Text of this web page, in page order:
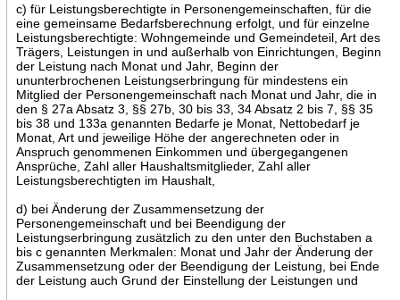
c) für Leistungsberechtigte in Personengemeinschaften, für die
eine gemeinsame Bedarfsberechnung erfolgt, und für einzelne
Leistungsberechtigte: Wohngemeinde und Gemeindeteil, Art des
Trägers, Leistungen in und außerhalb von Einrichtungen, Beginn
der Leistung nach Monat und Jahr, Beginn der
ununterbrochenen Leistungserbringung für mindestens ein
Mitglied der Personengemeinschaft nach Monat und Jahr, die in
den § 27a Absatz 3, §§ 27b, 30 bis 33, 34 Absatz 2 bis 7, §§ 35
bis 38 und 133a genannten Bedarfe je Monat, Nettobedarf je
Monat, Art und jeweilige Höhe der angerechneten oder in
Anspruch genommenen Einkommen und übergegangenen
Ansprüche, Zahl aller Haushaltsmitglieder, Zahl aller
Leistungsberechtigten im Haushalt,
d) bei Änderung der Zusammensetzung der
Personengemeinschaft und bei Beendigung der
Leistungserbringung zusätzlich zu den unter den Buchstaben a
bis c genannten Merkmalen: Monat und Jahr der Änderung der
Zusammensetzung oder der Beendigung der Leistung, bei Ende
der Leistung auch Grund der Einstellung der Leistungen und